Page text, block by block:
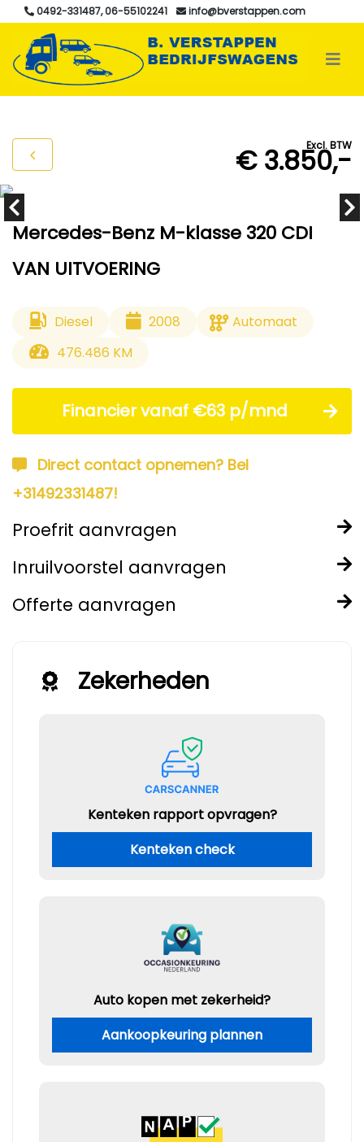
0492-331487, 06-55102241 info@bverstappen.com
Excl. BTW
€ 3.850,-
Mercedes-Benz M-klasse 320 CDI
VAN UITVOERING
Diesel 2008
Automaat
476.486 KM
Financier vanaf €63 p/mnd
Direct contact opnemen? Bel
+31492331487!
Proefrit aanvragen
Inruilvoorstel aanvragen
Offerte aanvragen
Zekerheden
Kenteken rapport opvragen?
Kenteken check
Auto kopen met zekerheid?
Aankoopkeuring plannen